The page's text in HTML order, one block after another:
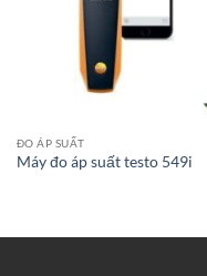
ĐO ÁP SUẤT
Máy đo áp suất testo 549i